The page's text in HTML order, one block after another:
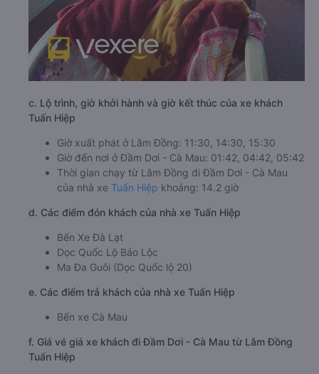
c. Lộ trình, giờ khởi hành và giờ kết thúc của xe khách
Tuấn Hiệp
Giờ xuất phát ở Lâm Đồng: 11:30, 14:30, 15:30
Giờ đến nơi ở Đầm Dơi - Cà Mau: 01:42, 04:42, 05:42
Thời gian chạy từ Lâm Đồng đi Đầm Dơi - Cà Mau
của nhà xe Tuấn Hiệp khoảng: 14.2 giờ
d. Các điểm đón khách của nhà xe Tuấn Hiệp
Bến Xe Đà Lạt
Dọc Quốc Lộ Bảo Lộc
Ma Đa Guôi (Dọc Quốc lộ 20)
e. Các điểm trả khách của nhà xe Tuấn Hiệp
Bến xe Cà Mau
f. Giá vé giá xe khách đi Đầm Dơi - Cà Mau từ Lâm Đồng
Tuấn Hiệp